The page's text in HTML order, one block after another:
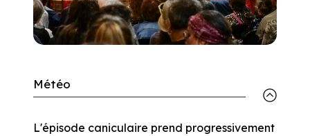
Météo
L'épisode caniculaire prend progressivement